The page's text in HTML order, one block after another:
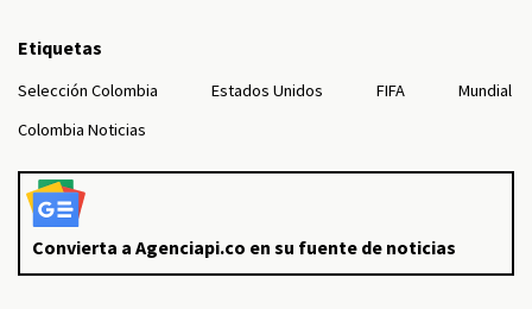
Etiquetas
Selección Colombia Estados Unidos FIFA
Mundial
Colombia Noticias
Convierta a Agenciapi.co en su fuente de noticias